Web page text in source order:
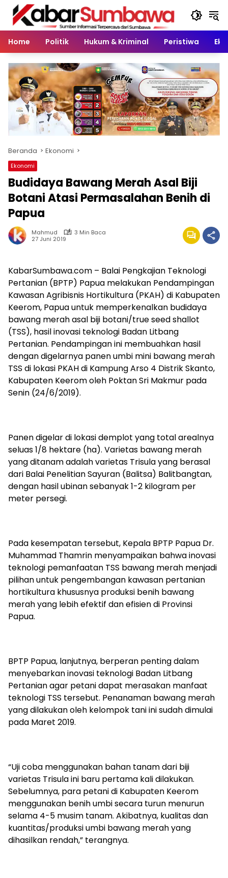
Langsung
konten
Home
Politik Hukum & Kriminal Peristiwa
Beranda Ekonomi
Ekonomi
Budidaya Bawang Merah Asal Biji
Botani Atasi Permasalahan Benih di
Papua
Mahmud
3 Min Baca
27 Juni 2019
KabarSumbawa.com – Balai Pengkajian Teknologi
Pertanian (BPTP) Papua melakukan Pendampingan
Kawasan Agribisnis Hortikultura (PKAH) di Kabupaten
Keerom, Papua untuk memperkenalkan budidaya
bawang merah asal biji botani/true seed shallot
(TSS), hasil inovasi teknologi Badan Litbang
Pertanian. Pendampingan ini membuahkan hasil
dengan digelarnya panen umbi mini bawang merah
TSS di lokasi PKAH di Kampung Arso 4 Distrik Skanto,
Kabupaten Keerom oleh Poktan Sri Makmur pada
Senin (24/6/2019).
Panen digelar di lokasi demplot yang total arealnya
seluas 1/8 hektare (ha). Varietas bawang merah
yang ditanam adalah varietas Trisula yang berasal
dari Balai Penelitian Sayuran (Balitsa) Balitbangtan,
dengan hasil ubinan sebanyak 1-2 kilogram per
meter persegi.
Pada kesempatan tersebut, Kepala BPTP Papua Dr.
Muhammad Thamrin menyampaikan bahwa inovasi
teknologi pemanfaatan TSS bawang merah menjadi
pilihan untuk pengembangan kawasan pertanian
hortikultura khususnya produksi benih bawang
merah yang lebih efektif dan efisien di Provinsi
Papua.
BPTP Papua, lanjutnya, berperan penting dalam
menyebarkan inovasi teknologi Badan Litbang
Pertanian agar petani dapat merasakan manfaat
teknologi TSS tersebut. Penanaman bawang merah
yang dilakukan oleh kelompok tani ini sudah dimulai
pada Maret 2019.
“Uji coba menggunakan bahan tanam dari biji
varietas Trisula ini baru pertama kali dilakukan.
Sebelumnya, para petani di Kabupaten Keerom
menggunakan benih umbi secara turun menurun
selama 4-5 musim tanam. Akibatnya, kualitas dan
kuantitas/produksi umbi bawang merah yang
dihasilkan rendah,” terangnya.